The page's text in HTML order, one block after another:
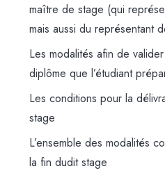
maître de stage (qui
mais aussi du représentant
Les modalités afin de
diplôme que l’étudiant
Les conditions pour la
stage
L’ensemble des modalités
la fin dudit stage